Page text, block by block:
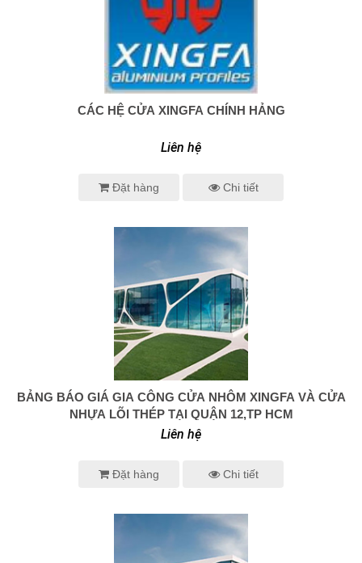
0938 414 005
CÁC HỆ CỬA XINGFA CHÍNH HẢNG
Liên hệ
Đặt hàng Chi tiết
0938 414 005
BẢNG BÁO GIÁ GIA CÔNG CỬA NHÔM XINGFA VÀ CỬA
NHỰA LÕI THÉP TẠI QUẬN 12,TP HCM
Liên hệ
Đặt hàng Chi tiết